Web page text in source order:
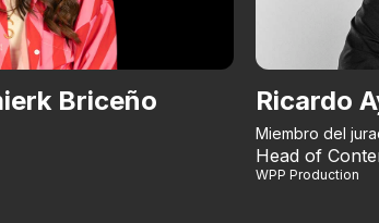
Briceño Ricardo
Miembro del
Head of
WPP Production